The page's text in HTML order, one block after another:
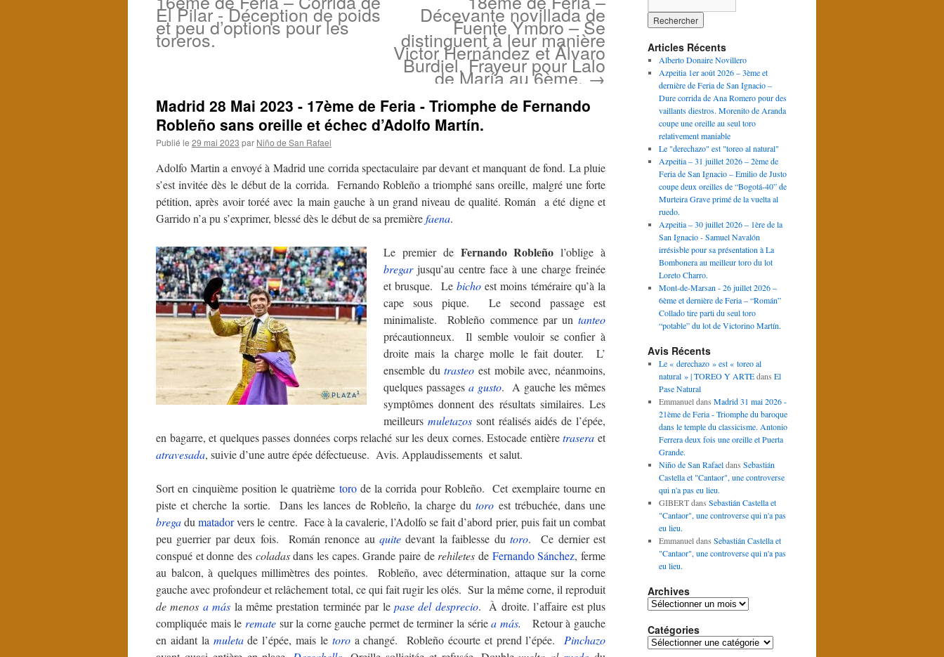
El Pilar - Déception de poids
et peu d’options pour les
toreros.
Décevante novillada de
Fuente Ymbro – Se
distinguent à leur manière
Victor Hernández et Álvaro
Burdiel. Frayeur pour Lalo
de María au 6ème.→
Madrid 28 Mai 2023 - 17ème de Feria - Triomphe de Fernando
Robleño sans oreille et échec d’Adolfo Martín.
Publié le 29 mai 2023 par Niño de San Rafael
Adolfo Martin a envoyé à Madrid une corrida spectaculaire par devant et manquant de fond. La pluie
s’est invitée dès le début de la corrida. Fernando Robleño a triomphé sans oreille, malgré une forte
pétition, après avoir toréé avec la main gauche à un grand niveau de qualité. Román a été digne et
Garrido n’a pu s’exprimer, blessé dès le début de sa premièrefaena.
Le premier de Fernando Robleño l’oblige à
bregarjusqu’au centre face à une charge freinée
et brusque. Le bichoest moins téméraire qu’à la
cape sous pique. Le second passage est
minimaliste. Robleño commence par un tanteo
précautionneux. Il semble vouloir se confier à
droite mais la charge molle le fait douter. L’
ensemble dutrasteo est mobile avec, néanmoins,
quelques passages a gusto. A gauche les mêmes
symptômes donnent des résultats similaires. Les
meilleurs muletazossont réalisés aidés de l’épée,
en bagarre, et quelques passes données corps relaché sur les deux cornes. Estocade entièretrasera et
atravesada, suivie d’une autre épée défectueuse. Avis. Applaudissements et salut.
Sort en cinquième position le quatrième torode la corrida pour Robleño. Cet exemplaire tourne en
piste et cherche la sortie. Dans les lances de Robleño, la charge dutoro est trébuchée, dans une
bregadumatadorvers le centre. Face à la cavalerie, l’Adolfo se fait d’abord prier, puis fait un combat
peu guerrier par deux fois. Román renonce au quite devant la faiblesse dutoro. Ce dernier est
conspué et donne des coladasdans les capes. Grande paire de rehiletes de Fernando Sánchez, ferme
au balcon, à quelques millimètres des pointes. Robleño, avec détermination, attaque sur la corne
gauche avec profondeur et relâchement total, ce qui fait rugir les olés. Sur la même corne, il reproduit
de menos a más la même prestation terminée par le pase del desprecio. À droite. l’affaire est plus
compliquée mais le rematesur la corne gauche permet de terminer la série a más. Retour à gauche
en aidant la muletade l’épée, mais le toroa changé. Robleño écourte et prend l’épée. Pinchazo
Articles Récents
Alberto Donaire Novillero
Azpeitia 1er août 2026 – 3ème et
dernière de Feria de San Ignacio –
Dure corrida de Ana Romero pour des
vaillants diestros. Morenito de Aranda
coupe une oreille au seul toro
relativement maniable
Le "derechazo" est "toreo al natural"
Azpeitia – 31 juillet 2026 – 2ème de
Feria de San Ignacio – Emilio de Justo
coupe deux oreilles de “Bogotá-40” de
Murteira Grave primé de la vuelta al
ruedo.
Azpeitia – 30 juillet 2026 – 1ère de la
San Ignacio - Samuel Navalón
irrésisble pour sa présentation à La
Bombonera au meilleur toro du lot
Loreto Charro.
Mont-de-Marsan - 26 juillet 2026 –
6ème et dernière de Feria – “Román”
Collado tire parti du seul toro
“potable” du lot de Victorino Martín.
Avis Récents
Le « derechazo » est « toreo al
natural » | TOREO Y ARTEdans El
Pase Natural
Emmanueldans Madrid 31 mai 2026 -
21ème de Feria - Triomphe du baroque
dans le temple du classicisme. Antonio
Ferrera deux fois une oreille et Puerta
Grande.
Niño de San Rafaeldans Sebastián
Castella et "Cantaor", une controverse
qui n'a pas eu lieu.
GIBERTdans Sebastián Castella et
"Cantaor", une controverse qui n'a pas
eu lieu.
Emmanueldans Sebastián Castella et
"Cantaor", une controverse qui n'a pas
eu lieu.
Archives
Archives
Catégories
Catégories